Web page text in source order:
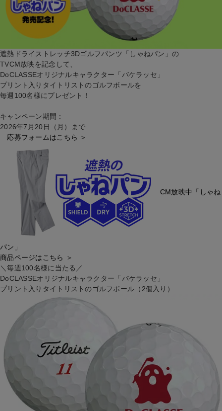
遮熱ドライストレッチ3Dゴルフパンツ「しゃねパン」の
TVCM放映を記念して、
DoCLASSEオリジナルキャラクター「バケラッセ」
プリント入りタイトリストのゴルフボールを
毎週 100名様にプレゼント！
キャンペーン期間：
2026年7 月 20 日（月）まで
応募フォームはこちら ＞
CM放映中「しゃね
パン」
商品ページはこちら ＞
＼毎週100名様に 当たる／
DoCLASSEオリジナルキャラクター「バケラッセ」
プリント入りタイトリストのゴルフボール（2個入り）